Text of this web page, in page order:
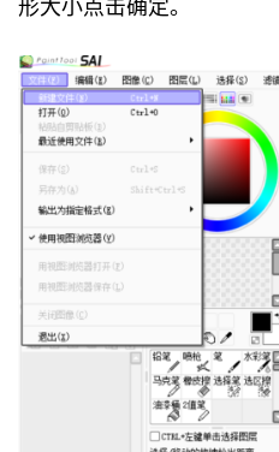
形大小点击确定。